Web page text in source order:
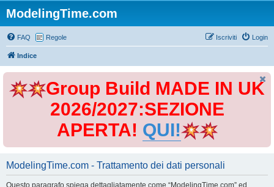
ModelingTime.com
FAQ Regole Login
Iscriviti
Indice
Group Build MADE IN UK
2026/2027:SEZIONE
APERTA! QUI!
ModelingTime.com - Trattamento dei dati personali
Questo paragrafo spiega dettagliatamente come “ModelingTime.com” ed